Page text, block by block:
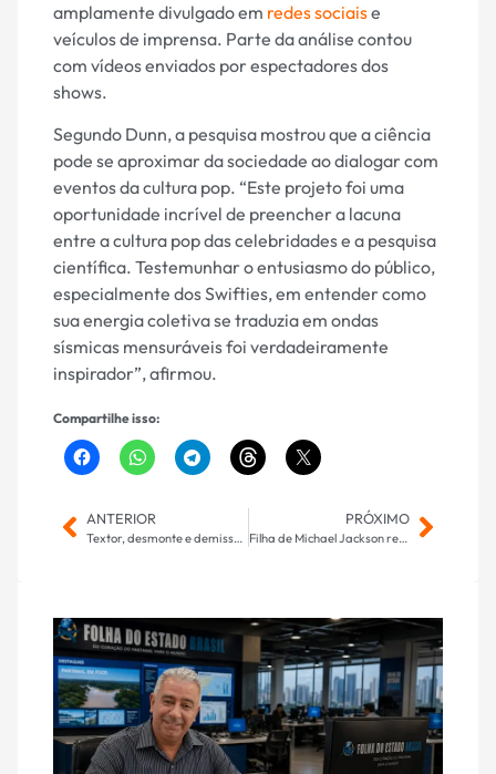
amplamente divulgado em redes sociaise
veículos de imprensa. Parte da análise contou
com vídeos enviados por espectadores dos
shows.
Segundo Dunn, a pesquisa mostrou que a ciência
pode se aproximar da sociedade ao dialogar com
eventos da cultura pop. “Este projeto foi uma
oportunidade incrível de preencher a lacuna
entre a cultura pop das celebridades e a pesquisa
científica. Testemunhar o entusiasmo do público,
especialmente dos Swifties, em entender como
sua energia coletiva se traduzia em ondas
sísmicas mensuráveis foi verdadeiramente
inspirador”, afirmou.
Compartilhe isso:
ANTERIOR
Textor, desmonte e demissões: como o Botafogo ruiu após ser multicampeão em 2024
PRÓXIMO
Filha de Michael Jackson revela que é marcada em fotos da autópsia do pai: ‘Psicopatas’